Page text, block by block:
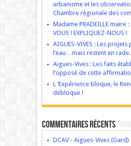
urbanisme et les
Chambre régionale des
Madame PRADEILLE maire :
VOUS ! EXPLIQUEZ-NOUS !
AIGUES-VIVES : Les projets
l’eau…mais restent en rade.
Aigues-Vives : Les faits
l’opposé de cette
L ‘Expérience bloque, le
débloque !
Commentaires récents
DCAV - Aigues-Vives (Gard)